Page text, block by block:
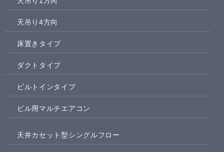
天吊り4方向
床置きタイプ
ダクトタイプ
ビルトインタイプ
ビル用マルチエアコン
天井カセット型シングルフロー